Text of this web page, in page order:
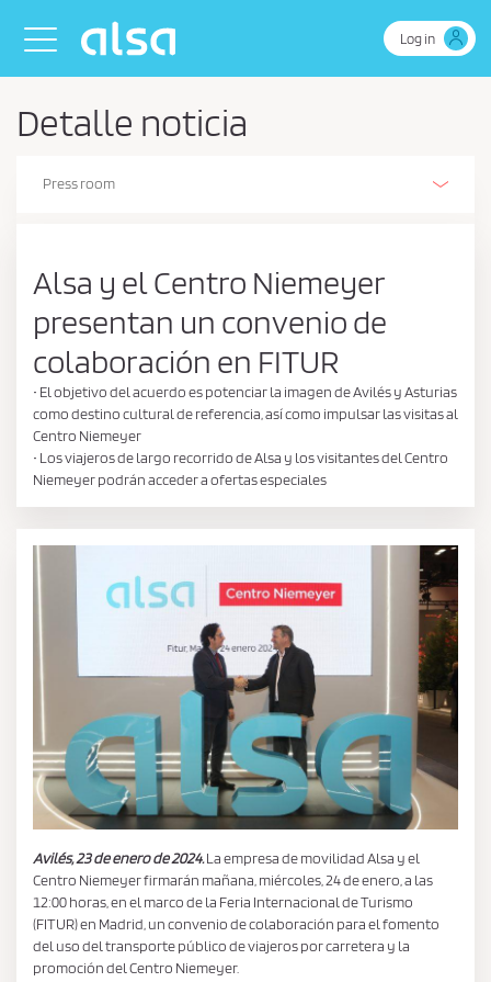
Skip to Main Content
Toggle navigation
Log in
Detalle noticia
Press room
Alsa y el Centro Niemeyer
presentan un convenio de
colaboración en FITUR
• El objetivo del acuerdo es potenciar la imagen de Avilés y Asturias
como destino cultural de referencia, así como impulsar las visitas al
Centro Niemeyer
• Los viajeros de largo recorrido de Alsa y los visitantes del Centro
Niemeyer podrán acceder a ofertas especiales
Avilés, 23 de enero de 2024.La empresa de movilidad Alsa y el
Centro Niemeyer firmarán mañana, miércoles, 24 de enero, a las
12:00 horas, en el marco de la Feria Internacional de Turismo
(FITUR) en Madrid, un convenio de colaboración para el fomento
del uso del transporte público de viajeros por carretera y la
promoción del Centro Niemeyer.